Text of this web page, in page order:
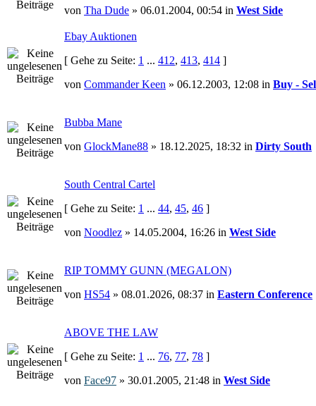
von Tha Dude » 06.01.2004, 00:54 in West Side
Ebay Auktionen
[ Gehe zu Seite: 1 ... 412, 413, 414 ]
von Commander Keen » 06.12.2003, 12:08 in Buy -
Bubba Mane
von GlockMane88 » 18.12.2025, 18:32 in Dirty South
South Central Cartel
[ Gehe zu Seite: 1 ... 44, 45, 46 ]
von Noodlez » 14.05.2004, 16:26 in West Side
RIP TOMMY GUNN (MEGALON)
von HS54 » 08.01.2026, 08:37 in Eastern Conference
ABOVE THE LAW
[ Gehe zu Seite: 1 ... 76, 77, 78 ]
von Face97 » 30.01.2005, 21:48 in West Side